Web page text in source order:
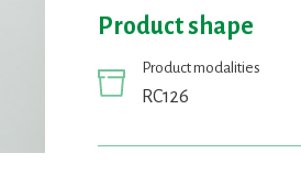
Product shape
Product modalities
RC126